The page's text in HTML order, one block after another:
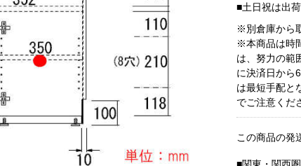
■土日祝は出
※別倉庫から
※本商品は時
は、努力の範
に決済日から
は最短手配と
でご注意くだ
この商品の発
■関東・関西